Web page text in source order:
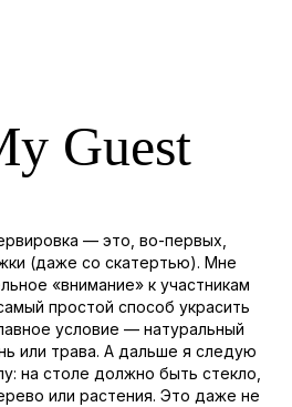
Guest
— это, во-первых,
(даже со скатертью). Мне
«внимание» к участникам
простой способ украсить
условие — натуральный
или трава. А дальше я следую
на столе должно быть стекло,
или растения. Это даже не